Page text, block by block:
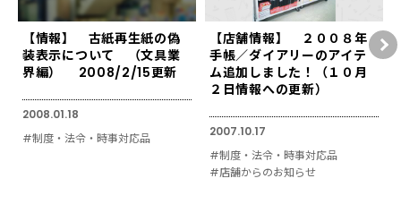
【情報】 古紙再生紙の偽
装表示について （文具業
界編） 2008/2/15更新
2008.01.18
#制度・法令・時事対応品
【店舗情報】 ２００８年
手帳／ダイアリーのアイテ
ム追加しました！（１０月
２日情報への更新）
2007.10.17
#制度・法令・時事対応品
#店舗からのお知らせ